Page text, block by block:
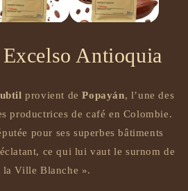
Antioquia
provient dePopayán, l’une des
productrices de café en Colombie.
pour ses superbes bâtiments
ce qui lui vaut le surnom de
la Ville Blanche ».